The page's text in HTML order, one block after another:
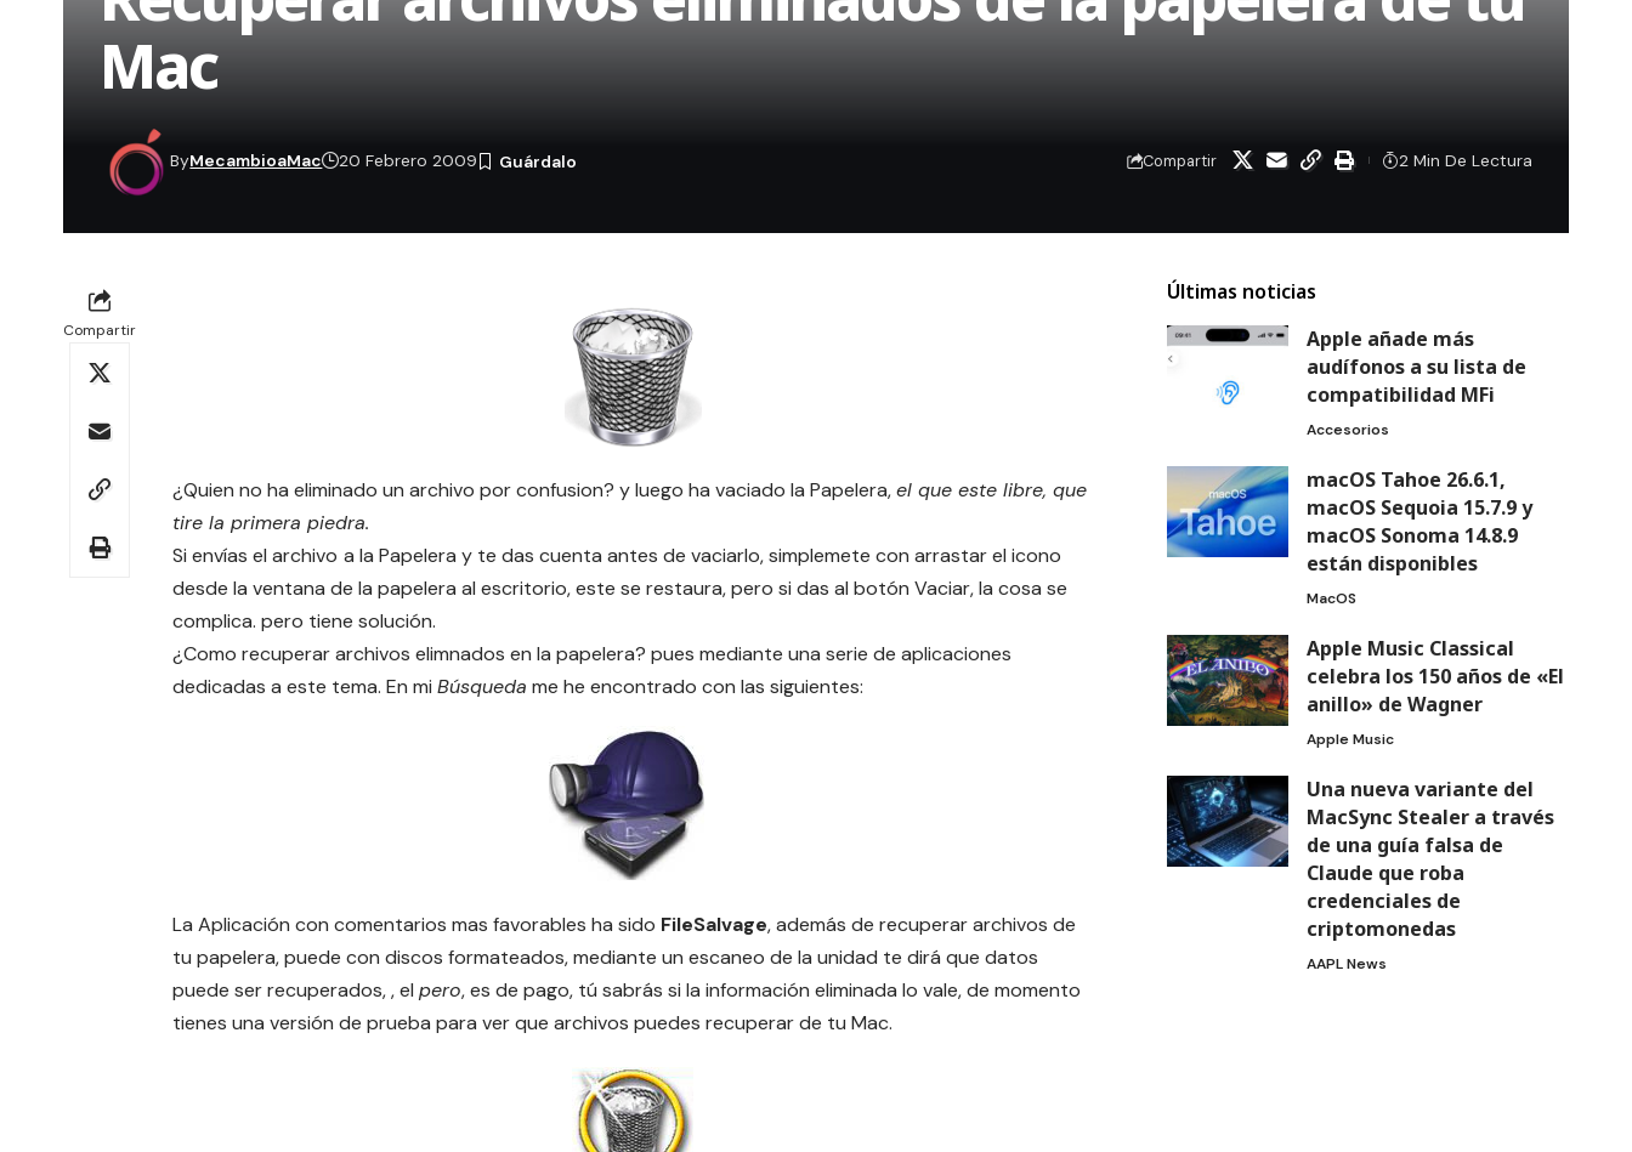
Mac
ByMecambioaMac 20 Febrero 2009 Compartir 2 Min De Lectura
Compartir
¿Quien no ha eliminado un archivo por confusion? y luego ha vaciado la Papelera,el que este libre, que
tire la primera piedra.
Si envías el archivo a la Papelera y te das cuenta antes de vaciarlo, simplemete con arrastar el icono
desde la ventana de la papelera al escritorio, este se restaura, pero si das al botón Vaciar, la cosa se
complica. pero tiene solución.
¿Como recuperar archivos elimnados en la papelera? pues mediante una serie de aplicaciones
dedicadas a este tema. En mi Búsqueda me he encontrado con las siguientes:
La Aplicación con comentarios mas favorables ha sido FileSalvage, además de recuperar archivos de
tu papelera, puede con discos formateados, mediante un escaneo de la unidad te dirá que datos
puede ser recuperados, , el pero, es de pago, tú sabrás si la información eliminada lo vale, de momento
tienes una versión de prueba para ver que archivos puedes recuperar de tu Mac.
Últimas noticias
Apple añade más
audífonos a su lista de
compatibilidad MFi
Accesorios
macOS Tahoe 26.6.1,
macOS Sequoia 15.7.9 y
macOS Sonoma 14.8.9
están disponibles
MacOS
Apple Music Classical
celebra los 150 años de «El
anillo» de Wagner
Apple Music
Una nueva variante del
MacSync Stealer a través
de una guía falsa de
Claude que roba
credenciales de
criptomonedas
AAPL News